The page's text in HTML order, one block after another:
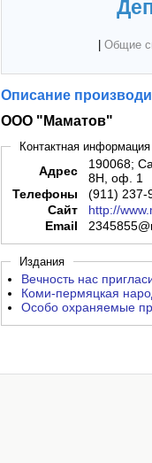
Общие
Описание
ООО "Маматов"
Контактная информация
Адрес
190068;
8Н, оф. 1
Телефоны
(911) 237-
Сайт
http://
Email
Издания
Вечность нас
Коми-пермяцкая
Особо охраняемые